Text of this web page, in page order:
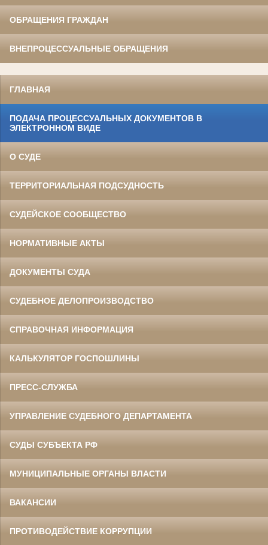
ОБРАЩЕНИЯ ГРАЖДАН
ВНЕПРОЦЕССУАЛЬНЫЕ ОБРАЩЕНИЯ
ГЛАВНАЯ
ПОДАЧА ПРОЦЕССУАЛЬНЫХ ДОКУМЕНТОВ В
ЭЛЕКТРОННОМ ВИДЕ
О СУДЕ
ТЕРРИТОРИАЛЬНАЯ ПОДСУДНОСТЬ
СУДЕЙСКОЕ СООБЩЕСТВО
НОРМАТИВНЫЕ АКТЫ
ДОКУМЕНТЫ СУДА
СУДЕБНОЕ ДЕЛОПРОИЗВОДСТВО
СПРАВОЧНАЯ ИНФОРМАЦИЯ
КАЛЬКУЛЯТОР ГОСПОШЛИНЫ
ПРЕСС-СЛУЖБА
УПРАВЛЕНИЕ СУДЕБНОГО ДЕПАРТАМЕНТА
СУДЫ СУБЪЕКТА РФ
МУНИЦИПАЛЬНЫЕ ОРГАНЫ ВЛАСТИ
ВАКАНСИИ
ПРОТИВОДЕЙСТВИЕ КОРРУПЦИИ